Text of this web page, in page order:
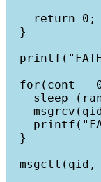
    return 0;
  }
for(cont =
sleep
  }
msgctl(qid,